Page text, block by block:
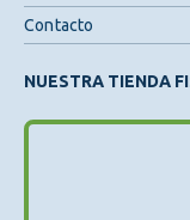
Contacto
NUESTRA TIENDA